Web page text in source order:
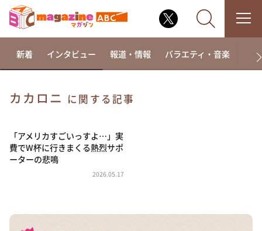
相席食堂
これ余談なんですけど・・・
～人生密着トークバラエティ！～ やすとものいたっ
新着 インタビュー 報道・情報 バラエティ・音楽 ド
カカロニ に関する記事
「アメリカすごいっすよ…」実
費でW杯に行きまくる熱烈サポ
ーターの悲鳴
2026.05.17